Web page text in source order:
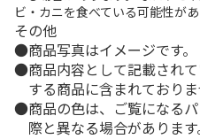
ビ・カニを食べている可能性があ
その他
商品写真はイメージです。
商品内容として記載され
する商品に含まれておりま
商品の色は、ご覧になる
際と異なる場合があります